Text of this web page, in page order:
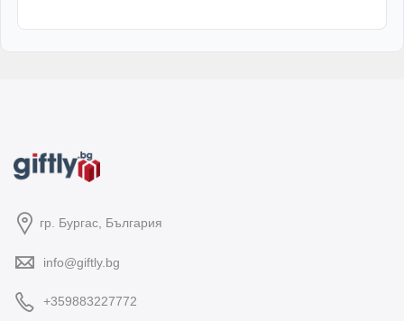
гр. Бургас, България
info@giftly.bg
+359883227772